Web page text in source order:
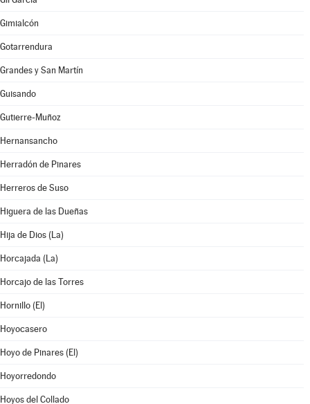
Gimialcón
Gotarrendura
Grandes y San Martín
Guisando
Gutierre-Muñoz
Hernansancho
Herradón de Pinares
Herreros de Suso
Higuera de las Dueñas
Hija de Dios (La)
Horcajada (La)
Horcajo de las Torres
Hornillo (El)
Hoyocasero
Hoyo de Pinares (El)
Hoyorredondo
Hoyos del Collado